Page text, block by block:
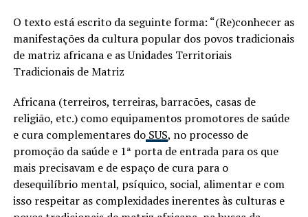
O texto está escrito da seguinte forma: “(Re)conhecer as
manifestações da cultura popular dos povos tradicionais
de matriz africana e as Unidades Territoriais
Tradicionais de Matriz
Africana (terreiros, terreiras, barracões, casas de
religião, etc.) como equipamentos promotores de saúde
e cura complementares doSUS, no processo de
promoção da saúde e 1ª porta de entrada para os que
mais precisavam e de espaço de cura para o
desequilíbrio mental, psíquico, social, alimentar e com
isso respeitar as complexidades inerentes às culturas e